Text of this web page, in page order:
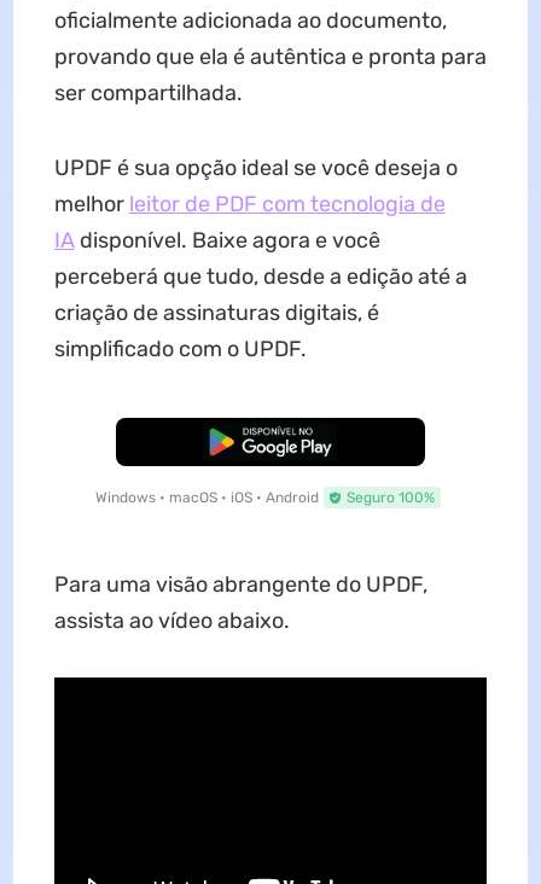
oficialmente adicionada ao documento,
provando que ela é autêntica e pronta para
ser compartilhada.
UPDF é sua opção ideal se você deseja o
melhor leitor de PDF com tecnologia de
IAdisponível. Baixe agora e você
perceberá que tudo, desde a edição até a
criação de assinaturas digitais, é
simplificado com o UPDF.
Baixar Grátis
Windows • macOS • iOS • Android Seguro 100%
Para uma visão abrangente do UPDF,
assista ao vídeo abaixo.